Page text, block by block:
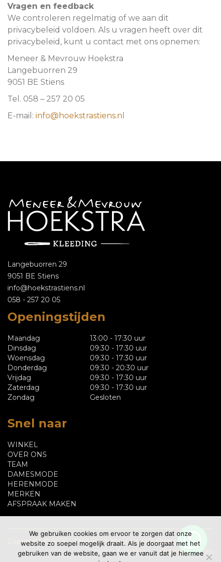
Vragen en feedback
We controleren regelmatig of we aan dit
privacybeleid voldoen. Als u vragen heeft over dit
privacybeleid, kunt u contact met ons opnemen:
Meneer & Mevrouw Hoekstra
Langebuorren 29
9051 BE Stiens
Tel. 058 – 257 20 05
E-mail: info@hoekstrastiens.nl
Langebuorren 29
9051 BE Stiens
info@hoekstrastiens.nl
058 - 257 20 05
Openingstijden
Maandag
13:00 - 17:30 uur
Dinsdag
09:30 - 17:30 uur
Woensdag
09:30 - 17:30 uur
Donderdag
09:30 - 20:30 uur
Vrijdag
09:30 - 17:30 uur
Zaterdag
09:30 - 17:30 uur
Zondag
Gesloten
Snel naar
WINKEL
OVER ONS
TEAM
DAMESMODE
HERENMODE
MERKEN
AFSPRAAK MAKEN
Copyright © 2026 - Meneer & Mevrouw Hoekstra
privacy & cookies
afspraak maken
We gebruiken cookies om ervoor te zorgen dat onze
website zo soepel mogelijk draait. Als je doorgaat met het
gebruiken van de website, gaan we er vanuit dat je hiermee